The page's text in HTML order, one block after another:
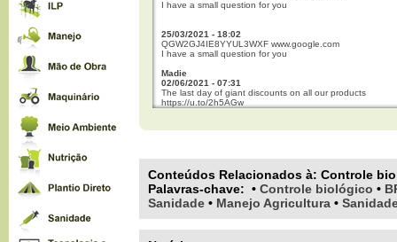
I have a small question for you
25/03/2021 - 18:02
QGW2GJ4IE8YYUL3WXF www.google.com
I have a small question for you
Madie
02/06/2021 - 07:31
The last day of giant discounts on all our products
https://u.to/2h5AGw
https://is.gd/CAmo59
money? https://is.gd/CAmo59
QGWQIGJZC2VNUDCWXF www.bing.com
23/08/2021 - 13:21
QGWQIGJZC2VNUDCWXF www.google.com Where are
located ? I want to come to you one of these days
Conteúdos Relacionados à: Controle
Palavras-chave: • Controle biológico •
Sanidade • Manejo Agricultura •